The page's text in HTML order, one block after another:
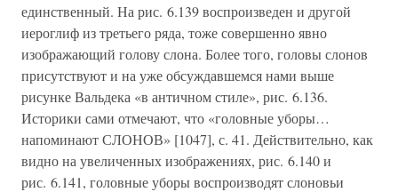
единственный. На рис. 6.139 воспроизведен и другой
иероглиф из третьего ряда, тоже совершенно явно
изображающий голову слона. Более того, головы слонов
присутствуют и на уже обсуждавшемся нами выше
рисунке Вальдека «в античном стиле», рис. 6.136.
Историки сами отмечают, что «головные уборы…
напоминают СЛОНОВ» [1047], с. 41. Действительно, как
видно на увеличенных изображениях, рис. 6.140 и
рис. 6.141, головные уборы воспроизводят слоновьи